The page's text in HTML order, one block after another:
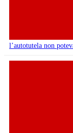
l’autotutela non